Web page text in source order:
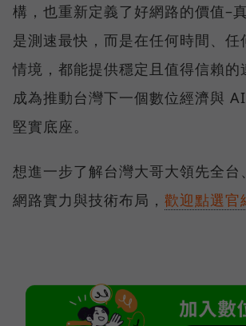
構，也重新定義了好網路的價值–
是測速最快，而是在任何時間、任
情境，都能提供穩定且值得信賴的
成為推動台灣下一個數位經濟與
堅實底座。
想進一步了解台灣大哥大領先全台
網路實力與技術布局， 歡迎點選官